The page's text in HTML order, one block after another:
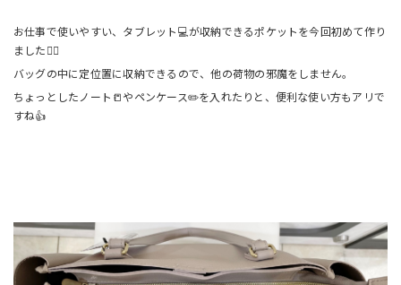
お仕事で使いやすい、タブレット💻が収納できるポケットを今回初めて作り
ました🙆‍♀️
バッグの中に定位置に収納できるので、他の荷物の邪魔をしません。
ちょっとしたノート📒やペンケース✏️を入れたりと、便利な使い方もアリで
すね👍